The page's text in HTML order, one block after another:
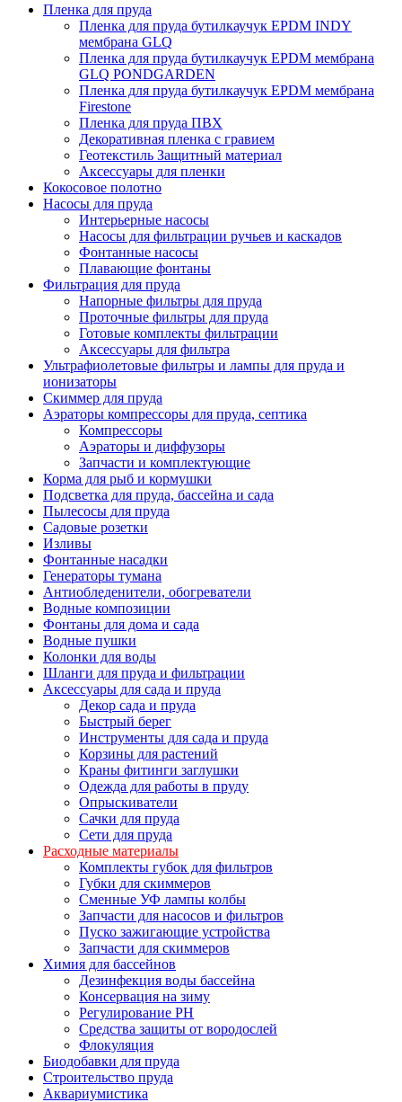
Пленка для пруда
Пленка для пруда бутилкаучук EPDM INDY
мембрана GLQ
Пленка для пруда бутилкаучук EPDM мембрана
GLQ PONDGARDEN
Пленка для пруда бутилкаучук EPDM мембрана
Firestone
Пленка для пруда ПВХ
Декоративная пленка с гравием
Геотекстиль Защитный материал
Аксессуары для пленки
Кокосовое полотно
Насосы для пруда
Интерьерные насосы
Насосы для фильтрации ручьев и каскадов
Фонтанные насосы
Плавающие фонтаны
Фильтрация для пруда
Напорные фильтры для пруда
Проточные фильтры для пруда
Готовые комплекты фильтрации
Аксессуары для фильтра
Ультрафиолетовые фильтры и лампы для пруда и
ионизаторы
Скиммер для пруда
Аэраторы компрессоры для пруда, септика
Компрессоры
Аэраторы и диффузоры
Запчасти и комплектующие
Корма для рыб и кормушки
Подсветка для пруда, бассейна и сада
Пылесосы для пруда
Садовые розетки
Изливы
Фонтанные насадки
Генераторы тумана
Антиобледенители, обогреватели
Водные композиции
Фонтаны для дома и сада
Водные пушки
Колонки для воды
Шланги для пруда и фильтрации
Аксессуары для сада и пруда
Декор сада и пруда
Быстрый берег
Инструменты для сада и пруда
Корзины для растений
Краны фитинги заглушки
Одежда для работы в пруду
Опрыскиватели
Сачки для пруда
Сети для пруда
Расходные материалы
Комплекты губок для фильтров
Губки для скиммеров
Сменные УФ лампы колбы
Запчасти для насосов и фильтров
Пуско зажигающие устройства
Запчасти для скиммеров
Химия для бассейнов
Дезинфекция воды бассейна
Консервация на зиму
Регулирование PH
Средства защиты от вородослей
Флокуляция
Биодобавки для пруда
Строительство пруда
Аквариумистика